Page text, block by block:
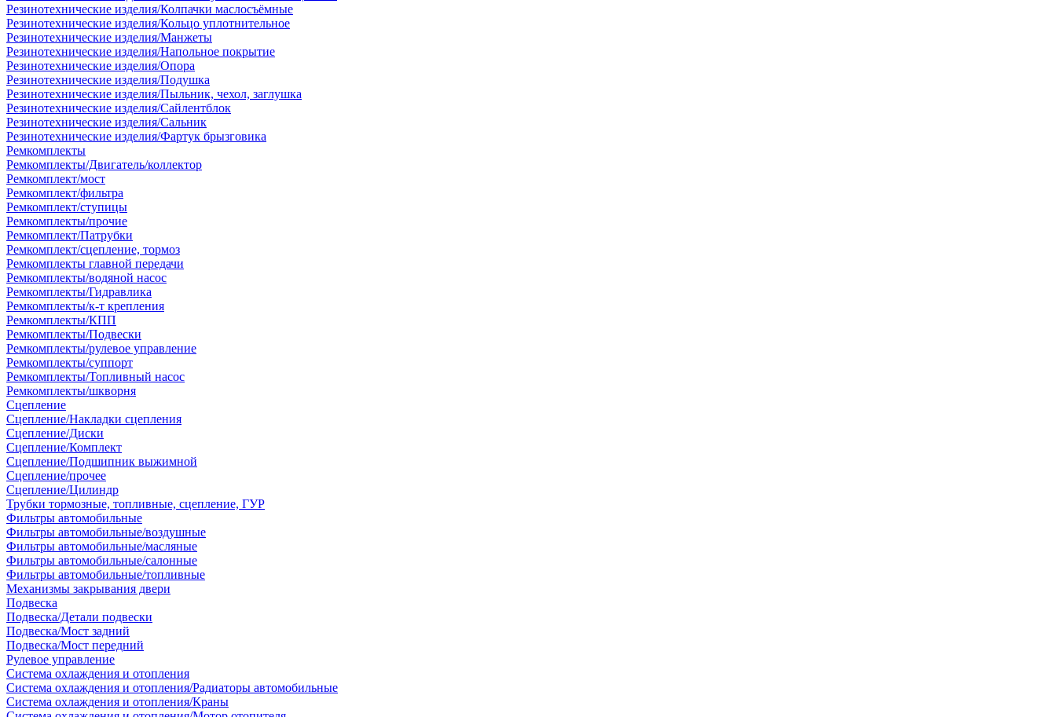
Резинотехнические изделия/Колпачки маслосъёмные
Резинотехнические изделия/Кольцо уплотнительное
Резинотехнические изделия/Манжеты
Резинотехнические изделия/Напольное покрытие
Резинотехнические изделия/Опора
Резинотехнические изделия/Подушка
Резинотехнические изделия/Пыльник, чехол, заглушка
Резинотехнические изделия/Сайлентблок
Резинотехнические изделия/Сальник
Резинотехнические изделия/Фартук брызговика
Ремкомплекты
Ремкомплекты/Двигатель/коллектор
Ремкомплект/мост
Ремкомплект/фильтра
Ремкомплект/ступицы
Ремкомплекты/прочие
Ремкомплект/Патрубки
Ремкомплект/сцепление, тормоз
Ремкомплекты главной передачи
Ремкомплекты/водяной насос
Ремкомплекты/Гидравлика
Ремкомплекты/к-т крепления
Ремкомплекты/КПП
Ремкомплекты/Подвески
Ремкомплекты/рулевое управление
Ремкомплекты/суппорт
Ремкомплекты/Топливный насос
Ремкомплекты/шкворня
Сцепление
Сцепление/Накладки сцепления
Сцепление/Диски
Сцепление/Комплект
Сцепление/Подшипник выжимной
Сцепление/прочее
Сцепление/Цилиндр
Трубки тормозные, топливные, сцепление, ГУР
Фильтры автомобильные
Фильтры автомобильные/воздушные
Фильтры автомобильные/масляные
Фильтры автомобильные/салонные
Фильтры автомобильные/топливные
Механизмы закрывания двери
Подвеска
Подвеска/Детали подвески
Подвеска/Мост задний
Подвеска/Мост передний
Рулевое управление
Система охлаждения и отопления
Система охлаждения и отопления/Радиаторы автомобильные
Система охлаждения и отопления/Краны